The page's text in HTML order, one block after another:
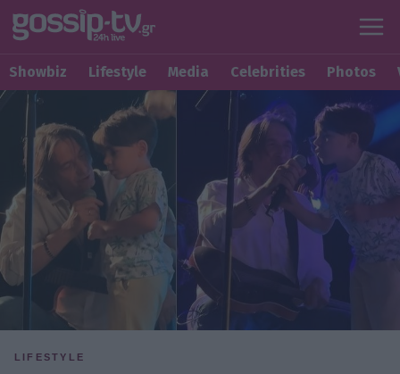
Showbiz Lifestyle Media Celebrities Photos
LIFESTYLE